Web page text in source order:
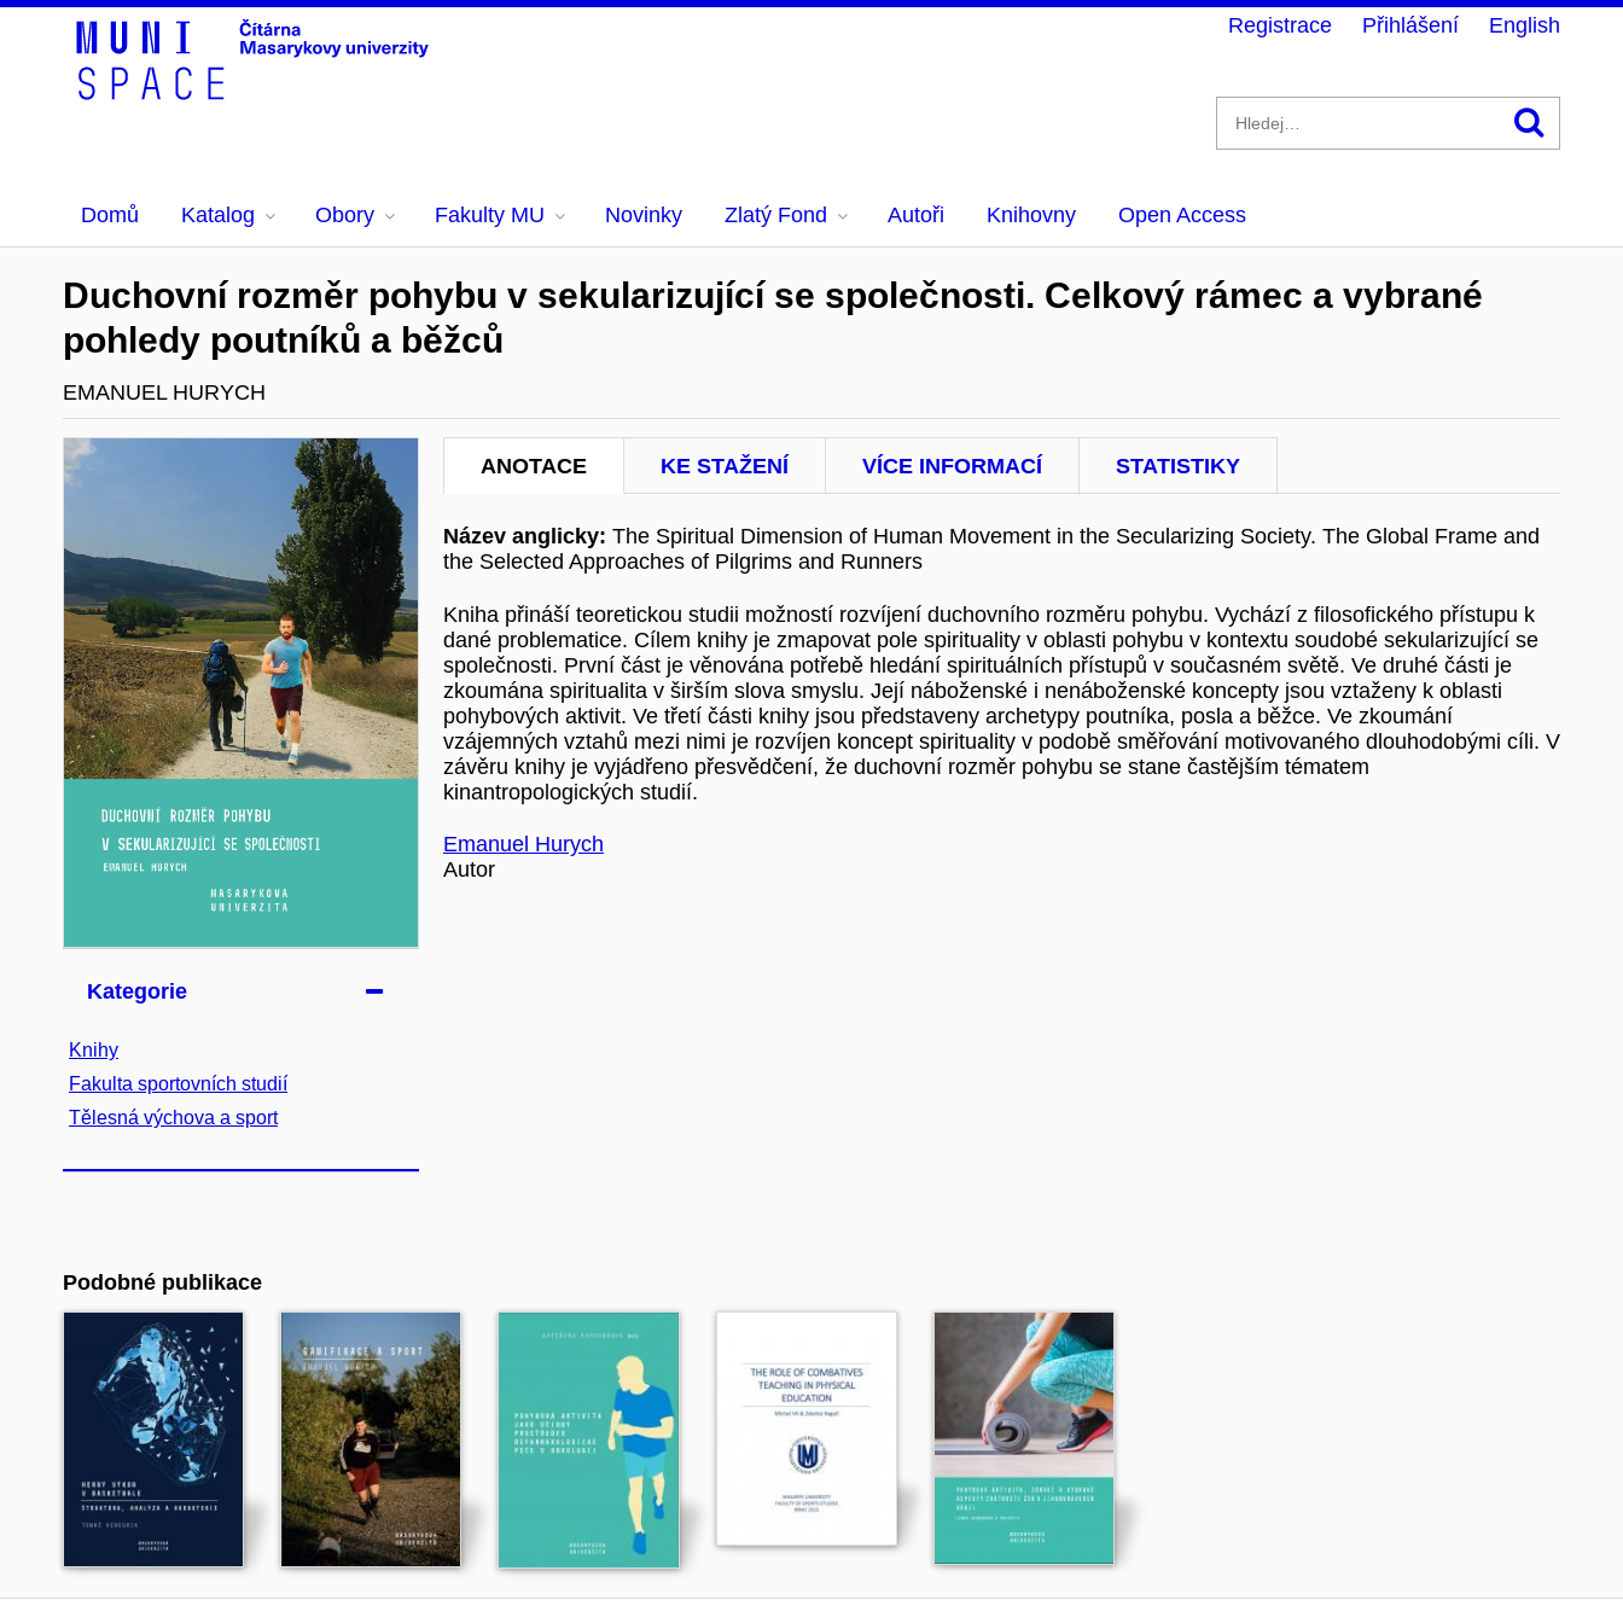
Domů Katalog Obory Fakulty MU Novinky Zlatý Fond Autoři Knihovny Open Access
Registrace Přihlášení English
Duchovní rozměr pohybu v sekularizující se společnosti. Celkový rámec a vybrané
pohledy poutníků a běžců
EMANUEL HURYCH
Kategorie
Knihy
Fakulta sportovních studií
Tělesná výchova a sport
ANOTACE KE STAŽENÍ VÍCE INFORMACÍ STATISTIKY
Název anglicky: The Spiritual Dimension of Human Movement in the Secularizing Society. The Global Frame and
the Selected Approaches of Pilgrims and Runners
Kniha přináší teoretickou studii možností rozvíjení duchovního rozměru pohybu. Vychází z filosofického přístupu k
dané problematice. Cílem knihy je zmapovat pole spirituality v oblasti pohybu v kontextu soudobé sekularizující se
společnosti. První část je věnována potřebě hledání spirituálních přístupů v současném světě. Ve druhé části je
zkoumána spiritualita v širším slova smyslu. Její náboženské i nenáboženské koncepty jsou vztaženy k oblasti
pohybových aktivit. Ve třetí části knihy jsou představeny archetypy poutníka, posla a běžce. Ve zkoumání
vzájemných vztahů mezi nimi je rozvíjen koncept spirituality v podobě směřování motivovaného dlouhodobými cíli. V
závěru knihy je vyjádřeno přesvědčení, že duchovní rozměr pohybu se stane častějším tématem
kinantropologických studií.
Emanuel Hurych
Autor
Podobné publikace